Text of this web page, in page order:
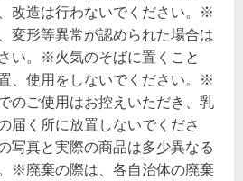
改造は行わないでください。※
変形等異常が認められた場合は
い。※火気のそばに置くこと
、使用をしないでください。※
のご使用はお控えいただき、乳
届く所に放置しないでくださ
写真と実際の商品は多少異なる
※廃棄の際は、各自治体の廃棄